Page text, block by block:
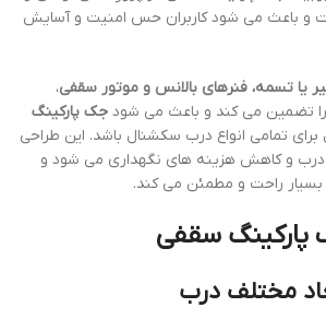
و باعث می شود کاربران حس امنیت و آسایش
یا تسمه، فنرهای بالانس و موتور سقفی،
تضمین می کند و باعث می شود جک پارکینگ
برای تمامی انواع درب سکشنال باشد. این طراحی
و کاهش هزینه های نگهداری می شود و
بسیار راحت و مطمئن می کند.
پارکینگ سقفی
مختلف درب